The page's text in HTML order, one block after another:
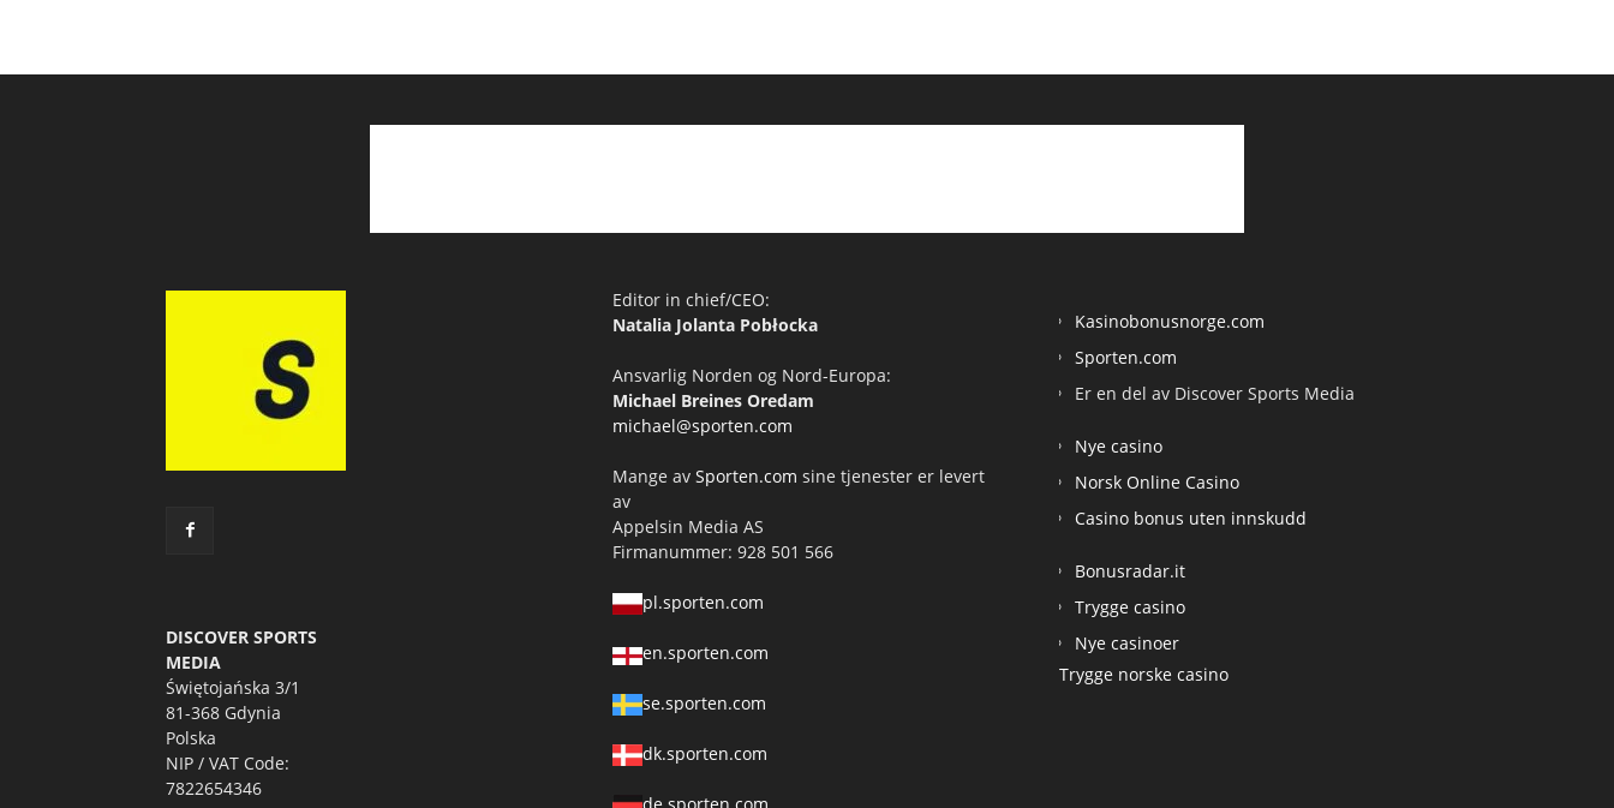
DISCOVER SPORTS
MEDIA
Świętojańska 3/1
81-368 Gdynia
Polska
NIP / VAT Code:
7822654346
Editor in chief/CEO:
Natalia Jolanta Pobłocka
Ansvarlig Norden og Nord-Europa:
Michael Breines Oredam
michael@sporten.com
Mange av Sporten.com sine tjenester er levert
av
Appelsin Media AS
Firmanummer: 928 501 566
pl.sporten.com
en.sporten.com
se.sporten.com
dk.sporten.com
Kasinobonusnorge.com
Sporten.com
Er en del av Discover Sports Media
Nye casino
Norsk Online Casino
Casino bonus uten innskudd
Bonusradar.it
Trygge casino
Nye casinoer
Trygge norske casino